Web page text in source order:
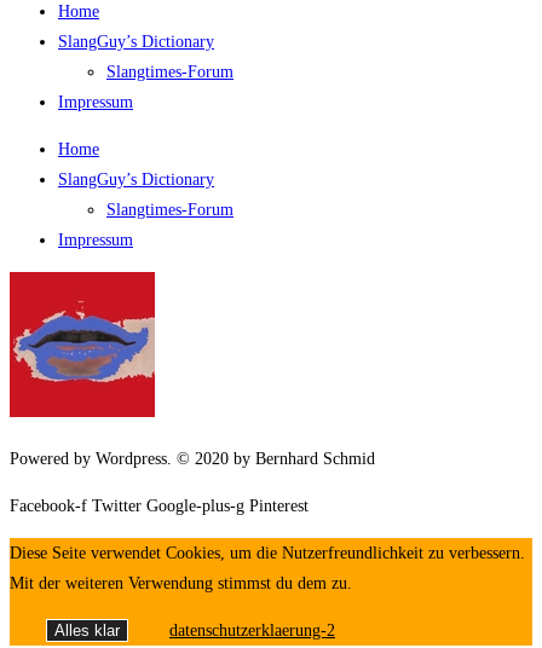
Home
SlangGuy’s Dic­tion­a­ry
Slang­times-Forum
Impres­sum
Home
SlangGuy’s Dic­tion­a­ry
Slang­times-Forum
Impres­sum
Powered by Wordpress. © 2020 by Bernhard Schmid
Facebook-f Twitter Google-plus-g Pinterest
Diese Seite verwendet Cookies, um die Nutzerfreundlichkeit zu verbessern.
Mit der weiteren Verwendung stimmst du dem zu.
Alles klar datenschutzerklaerung-2